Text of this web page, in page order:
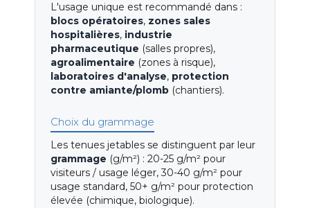
L'usage unique est recommandé dans :
blocs opératoires, zones sales
hospitalières, industrie
pharmaceutique (salles propres),
agroalimentaire (zones à risque),
laboratoires d'analyse, protection
contre amiante/plomb (chantiers).
Choix du grammage
Les tenues jetables se distinguent par leur
grammage (g/m²) : 20-25 g/m² pour
visiteurs / usage léger, 30-40 g/m² pour
usage standard, 50+ g/m² pour protection
élevée (chimique, biologique).